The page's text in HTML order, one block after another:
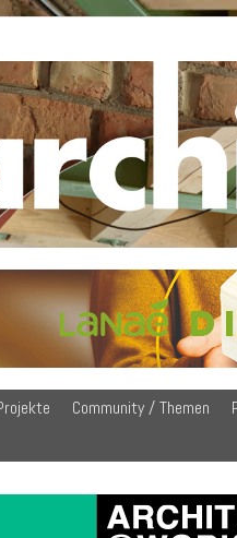
Community / Themen